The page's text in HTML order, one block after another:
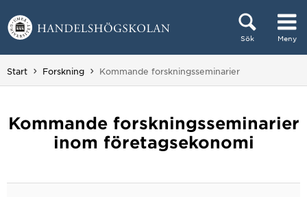
Hoppa direkt till innehållet
Sök Meny
Huvudmenyn dold.
Start Forskning Du är här:
Kommande forskningsseminarier
Kommande forskningsseminarier
inom företagsekonomi